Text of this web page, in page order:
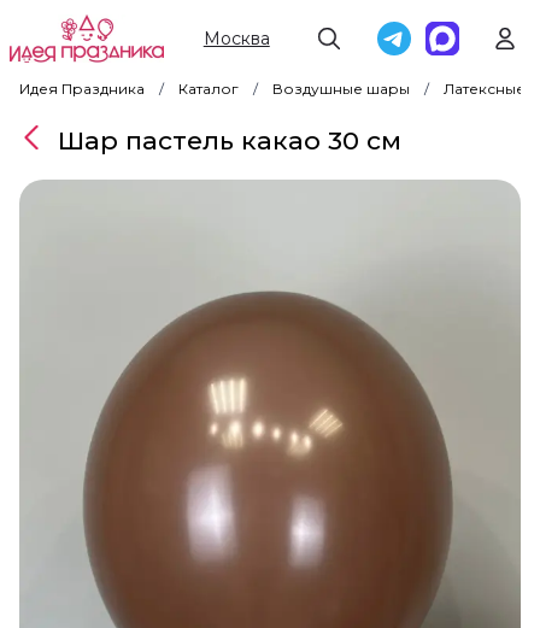
Москва
Идея Праздника Каталог Воздушные шары Латексные
Шар пастель какао 30 см